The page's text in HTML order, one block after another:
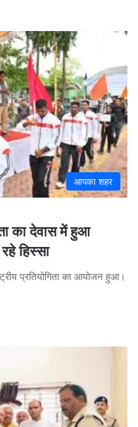
आपका शहर
का देवास में हुआ
हिस्सा
प्रतियोगिता का आयोजन हुआ।